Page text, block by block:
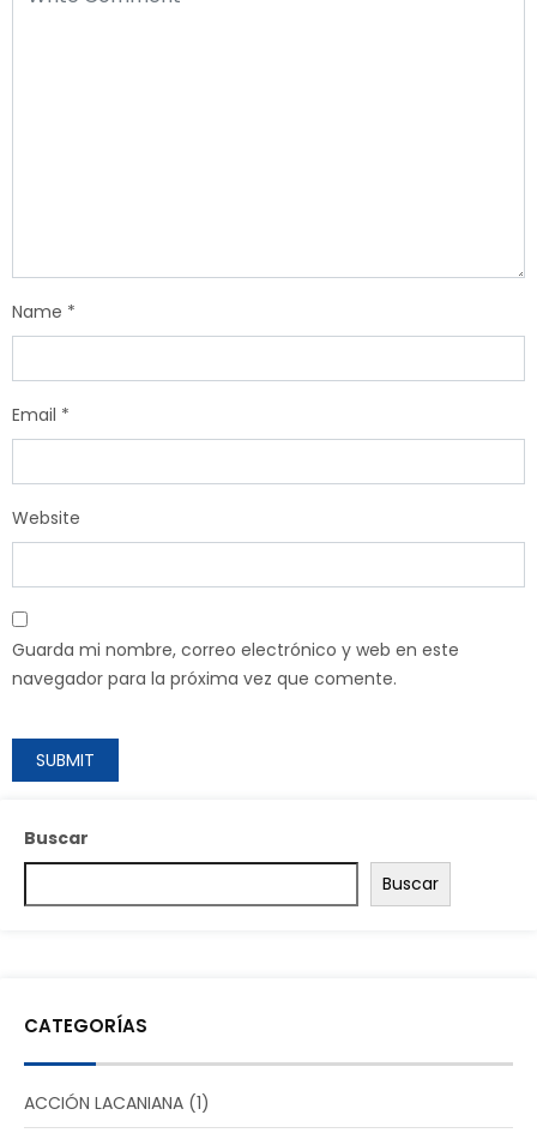
Name *
Email *
Website
Guarda mi nombre, correo electrónico y web en este
navegador para la próxima vez que comente.
Buscar
Buscar
CATEGORÍAS
ACCIÓN LACANIANA (1)